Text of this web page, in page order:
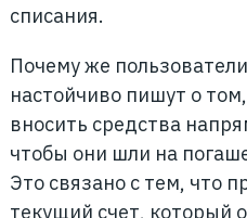
списания.
Почему же
настойчиво пишут о
вносить средства
чтобы они шли на
Это связано с тем, что
текущий счет, который